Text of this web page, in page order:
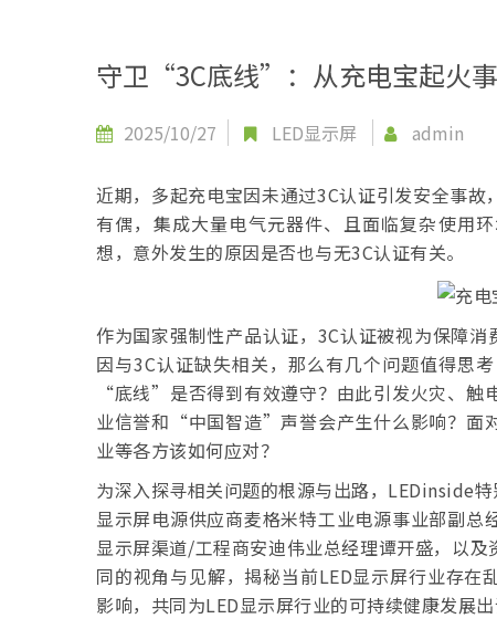
守卫“3C底线”：从充电宝起火
2025/10/27 LED显示屏 admin
近期，多起充电宝因未通过3C认证引发安全事
有偶，集成大量电气元器件、且面临复杂使用
想，意外发生的原因是否也与无3C认证有关。
作为国家强制性产品认证，3C认证被视为保障
因与3C认证缺失相关，那么有几个问题值得思
“底线”是否得到有效遵守？由此引发火灾、触
业信誉和“中国智造”声誉会产生什么影响？面
业等各方该如何应对？
为深入探寻相关问题的根源与出路，LEDinside
显示屏电源供应商麦格米特工业电源事业部副总
显示屏渠道/工程商安迪伟业总经理谭开盛，以
同的视角与见解，揭秘当前LED显示屏行业存
影响，共同为LED显示屏行业的可持续健康发展出